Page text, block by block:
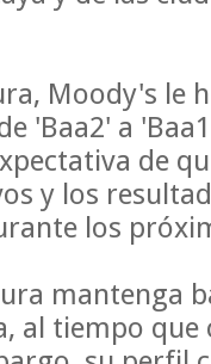
Moody's le
'Baa2' a
de
y los
los
mantenga
al tiempo que